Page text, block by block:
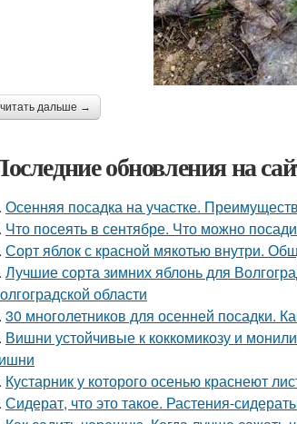
читать дальше →
обновления на
Осенняя посадка на участке.
Что посеять в сентябре. Что можно
Сорт яблок с красной мякотью внутри.
Лучшие сорта зимних яблонь для
области
30 многолетников для осенней посадки.
Вишни устойчивые к коккомикозу и
Кустарник у которого осенью краснеют
Сидерат, что это такое. Растения-